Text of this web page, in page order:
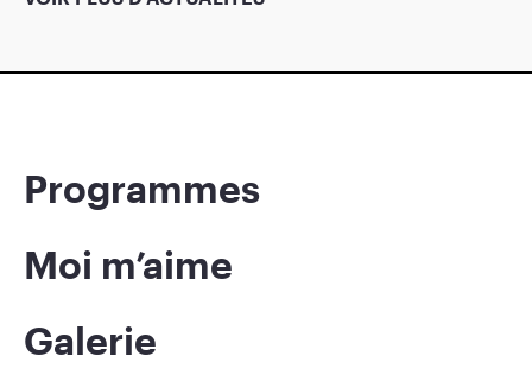
Programmes
Moi m’aime
Galerie